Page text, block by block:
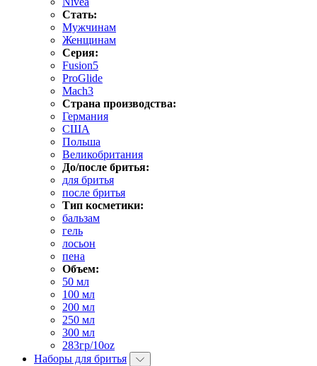
Стать:
Мужчинам
Женщинам
Серия:
Fusion5
ProGlide
Mach3
Страна производства:
Германия
США
Польша
Великобритания
До/после бритья:
для бритья
после бритья
Тип косметики:
бальзам
гель
лосьон
пена
Объем:
50 мл
100 мл
200 мл
250 мл
300 мл
283гр/10oz
Наборы для бритья